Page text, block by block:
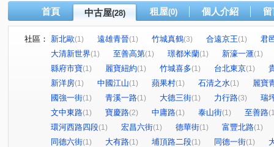
首頁 中古屋(28) 租屋(0) 個人介紹
社區： 新北歐(1) 遠雄青晉(1) 竹城真鶴(3) 合遠京王(1)
君
大清新世界(1) 至善高第(1) 璟都米蘭(1) 新濠一滙(1)
縣府市寶(1) 麗寶紐約(1) 竹城喜多(1) 台北東京(1)
新洋房(1) 中國江山(1) 蘋果村(1) 石清之水(1)
麗寶
國強一街(1) 青溪一路(1) 大德三街(1) 力行路(3)
瑞
文中東路(1) 寶慶路(2) 中庸路(1) 泰山街(1) 至善路
環河西路四段(1) 宏昌六街(1) 德華街(1) 富豐北路(1)
同德六街(1) 大有路(1) 埔頂路二段(1) 同德一街(1)